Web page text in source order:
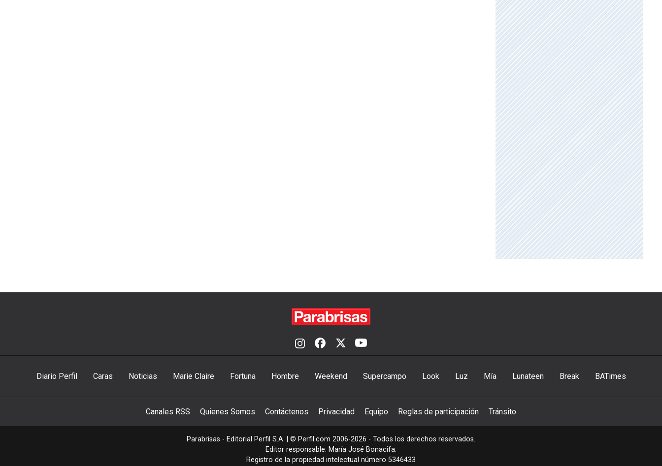
Diario Perfil Caras Noticias Marie Claire Fortuna Hombre Weekend Supercampo Look Luz Mía Lunateen Break BATimes
Canales RSS Quienes Somos Contáctenos Privacidad Equipo Reglas de participación Tránsito
Parabrisas - Editorial Perfil S.A. | © Perfil.com 2006-2026 - Todos los derechos reservados.
Editor responsable: María José Bonacifa.
Registro de la propiedad intelectual número 5346433